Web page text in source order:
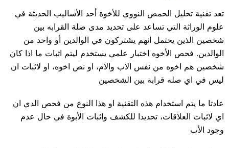
تعد تقنية تحليل الحمض النووي للأخوة أحد الأساليب الحديثة في
علوم الوراثة التي تساعد على تحديد مدى صلة القرابه بين
شخصين الذين يحتمل انهم يشتركون في الوالدين أو واحد من
الوالدين. فحص الأخوه اختبار علمي يستخدم ليتم اثبات ما اذا كان
شخصين هم اخوه من نفس الاب والام، او نص اخوه، او لاثبات ان
ليس في اي صله قرابة بين الشخصين
عادتا ما يتم استخدام هذه التقنية او هذا النوع من فحص الدي ان
اي لاثبات العلاقات، تحديدا للكشف واثبات الأبوة في حال عدم
وجود الأب